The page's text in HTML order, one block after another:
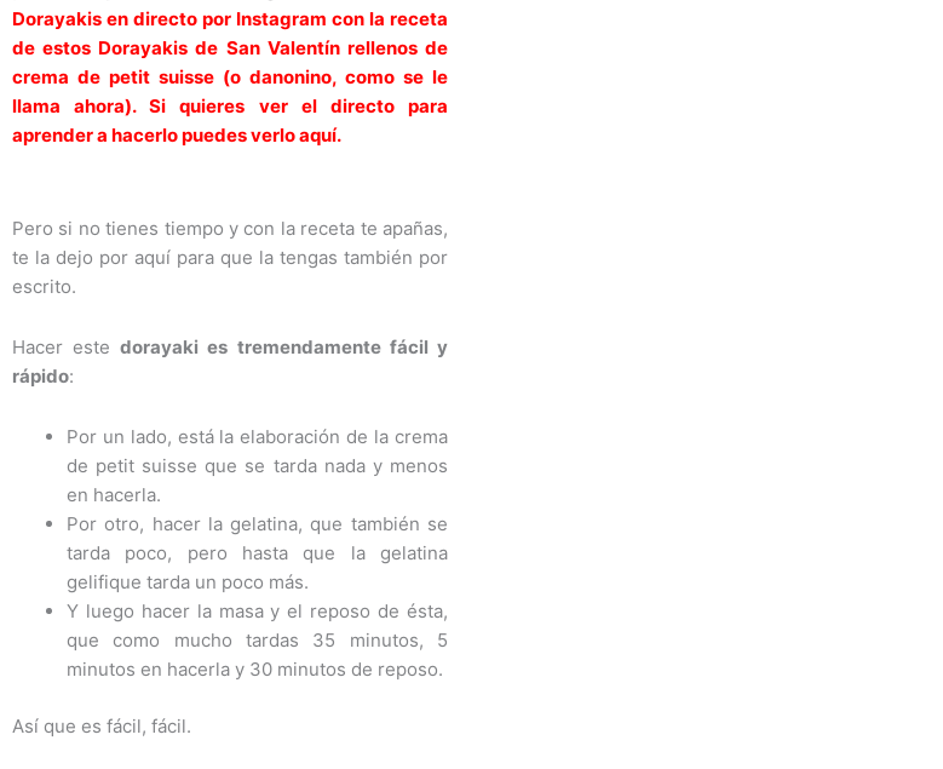
Dorayakis en directo por Instagram con la receta
de estos Dorayakis de San Valentín rellenos de
crema de petit suisse (o danonino, como se le
llama ahora). Si quieres ver el directo para
aprender a hacerlo puedes verlo aquí.
Pero si no tienes tiempo y con la receta te apañas,
te la dejo por aquí para que la tengas también por
escrito.
Hacer estedorayaki es tremendamente fácil y
rápido:
Por un lado, está la elaboración de la crema
de petit suisse que se tarda nada y menos
en hacerla.
Por otro, hacer la gelatina, que también se
tarda poco, pero hasta que la gelatina
gelifique tarda un poco más.
Y luego hacer la masa y el reposo de ésta,
que como mucho tardas 35 minutos, 5
minutos en hacerla y 30 minutos de reposo.
Así que es fácil, fácil.